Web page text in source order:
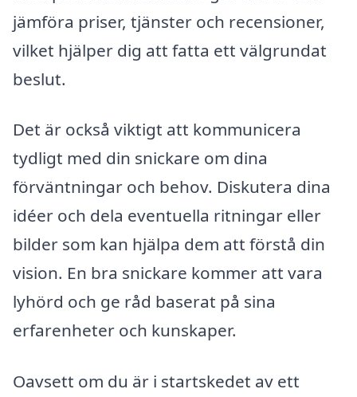
jämföra priser, tjänster och recensioner,
vilket hjälper dig att fatta ett välgrundat
beslut.
Det är också viktigt att kommunicera
tydligt med din snickare om dina
förväntningar och behov. Diskutera dina
idéer och dela eventuella ritningar eller
bilder som kan hjälpa dem att förstå din
vision. En bra snickare kommer att vara
lyhörd och ge råd baserat på sina
erfarenheter och kunskaper.
Oavsett om du är i startskedet av ett